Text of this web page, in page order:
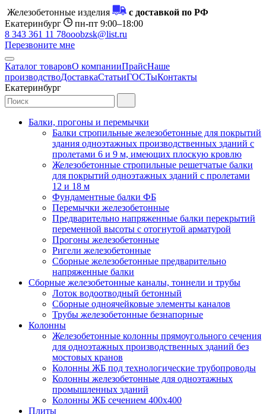
Железобетонные изделия
с доставкой по РФ
Екатеринбург
пн-пт 9:00–18:00
8 343 361 11 78ooobzsk@list.ru
Перезвоните мне
Каталог товаровО компанииПрайсНаше
производствоДоставкаСтатьиГОСТыКонтакты
Екатеринбург
Балки, прогоны и перемычки
Балки стропильные железобетонные для покрытий
здания одноэтажных производственных зданий с
пролетами 6 и 9 м, имеющих плоскую кровлю
Железобетонные стропильные решетчатые балки
для покрытий одноэтажных зданий с пролетами
12 и 18 м
Фундаментные балки ФБ
Перемычки железобетонные
Предварительно напряженные балки перекрытий
переменной высоты с отогнутой арматурой
Прогоны железобетонные
Ригели железобетонные
Сборные железобетонные предварительно
напряженные балки
Сборные железобетонные каналы, тоннели и трубы
Лоток водоотводный бетонный
Сборные одноячейковые элементы каналов
Трубы железобетонные безнапорные
Колонны
Железобетонные колонны прямоугольного сечения
для одноэтажных производственных зданий без
мостовых кранов
Колонны ЖБ под технологические трубопроводы
Колонны железобетонные для одноэтажных
промышленных зданий
Колонны ЖБ сечением 400х400
Плиты